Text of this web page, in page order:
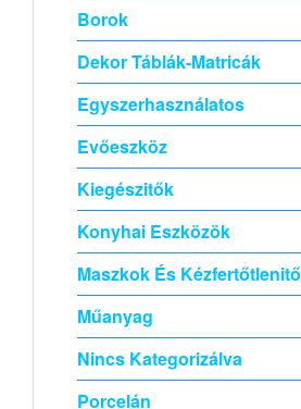
Borok
Dekor Táblák-Matricák
Egyszerhasználatos
Evőeszköz
Kiegészitők
Konyhai Eszközök
Maszkok És Kézfertőtlenitő
Műanyag
Nincs Kategorizálva
Porcelán